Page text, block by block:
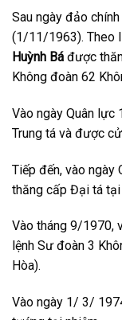
Sau ngày đảo
(1/11/1963). Theo
Huỳnh Bá được
Không đoàn 62
Vào ngày Quân
Trung tá và được
Tiếp đến, vào
thăng cấp Đại tá tại
Vào tháng 9/1970,
lệnh Sư đoàn 3
Hòa).
Vào ngày 1/ 3/